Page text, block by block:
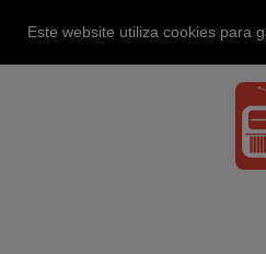
Este website utiliza cookies para